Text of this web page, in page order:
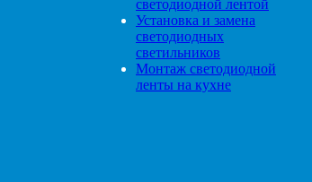
светодиодной лентой
Установка и замена
светодиодных
светильников
Монтаж светодиодной
ленты на кухне